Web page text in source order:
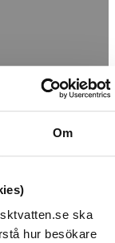
Om
ska
hur besökare